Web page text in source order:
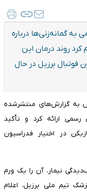
به گمانه‌زنی‌ها درباره
کرد روند درمان این
فوتبال برزیل در حال
به گزارش‌های منتشرشده
رسمی ارائه کرد و تأکید
در اختیار فدراسیون
نیمار، آن را یک ورم
تیم ملی برزیل، اعلام